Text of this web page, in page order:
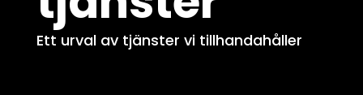
Ett urval av tjänster vi tillhandahåller